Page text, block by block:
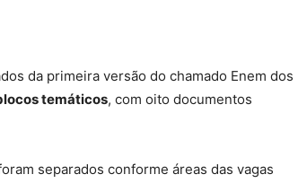
da primeira versão do chamado Enem dos
temáticos, com oito documentos
separados conforme áreas das vagas